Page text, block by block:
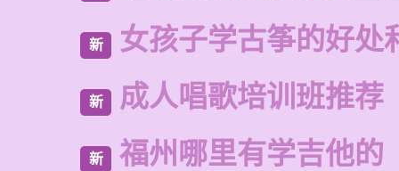
新 女孩子学古筝的好处
新 成人唱歌培训班推荐
新 福州哪里有学吉他的